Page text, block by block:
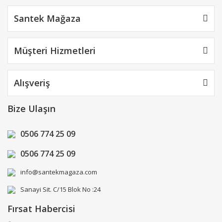
Santek Mağaza
Müşteri Hizmetleri
Alışveriş
Bize Ulaşın
0506 774 25 09
0506 774 25 09
info@santekmagaza.com
Sanayi Sit. C/15 Blok No :24
Fırsat Habercisi